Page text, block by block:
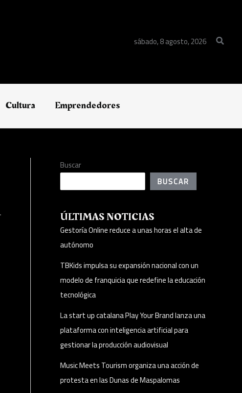
sábado, 8 agosto, 2026
Buscar
Cultura Emprendedores
Buscar
BUSCAR
ÚLTIMAS NOTICIAS
Gestoría Online reduce a unas horas el alta de
autónomo
TBKids impulsa su expansión nacional con un
modelo de franquicia que redefine la educación
tecnológica
La start up catalana Play Your Brand lanza una
plataforma con inteligencia artificial para
gestionar la producción audiovisual
Music Meets Tourism organiza una acción de
protesta en las Dunas de Maspalomas